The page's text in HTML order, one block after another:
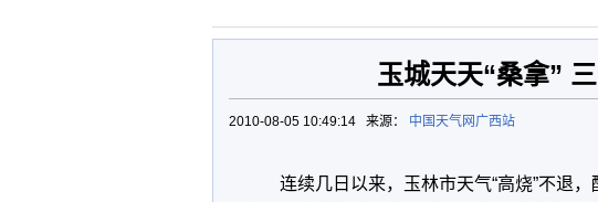
玉城天天“桑拿”
2010-08-05 10:49:14 来源： 中国天气网广西站
连续几日以来，玉林市天气“高烧”不退